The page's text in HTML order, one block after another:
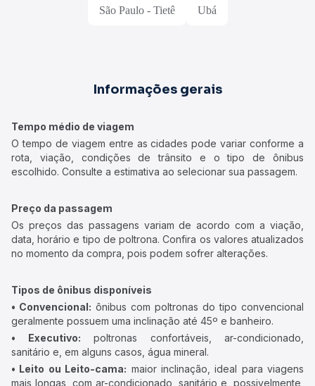
São Paulo - Tietê Ubá
Informações gerais
Tempo médio de viagem
O tempo de viagem entre as cidades pode variar conforme a
rota, viação, condições de trânsito e o tipo de ônibus
escolhido. Consulte a estimativa ao selecionar sua passagem.
Preço da passagem
Os preços das passagens variam de acordo com a viação,
data, horário e tipo de poltrona. Confira os valores atualizados
no momento da compra, pois podem sofrer alterações.
Tipos de ônibus disponíveis
• Convencional: ônibus com poltronas do tipo convencional
geralmente possuem uma inclinação até 45º e banheiro.
• Executivo: poltronas confortáveis, ar-condicionado,
sanitário e, em alguns casos, água mineral.
• Leito ou Leito-cama: maior inclinação, ideal para viagens
mais longas, com ar-condicionado, sanitário e, possivelmente,